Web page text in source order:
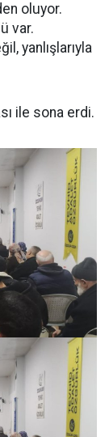
oluyor.
var.
yanlışlarıyla
ile sona erdi.